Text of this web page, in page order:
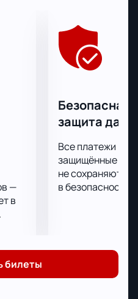
футбола в
встреча
событием,
У вас есть уникальная
участником
ваша
игроков имеет
на финал Кубка России
для приобретения! Наш
выбрать места
и купить билеты
Ведущие команды и
в финале. Не упустите
со стадиона,
—
в
Безопасная
защита
Все платежи
защищённые
не сохраняются
в безопасности.
билеты